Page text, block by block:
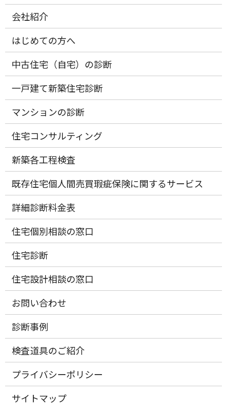
会社紹介
はじめての方へ
中古住宅（自宅）の診断
一戸建て新築住宅診断
マンションの診断
住宅コンサルティング
新築各工程検査
既存住宅個人間売買瑕疵保険に関するサービス
詳細診断料金表
住宅個別相談の窓口
住宅診断
住宅設計相談の窓口
お問い合わせ
診断事例
検査道具のご紹介
プライバシーポリシー
サイトマップ